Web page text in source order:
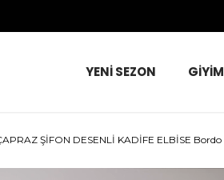
YENİ SEZON GİYİM
ŞİFON DESENLİ KADİFE ELBİSE Bordo